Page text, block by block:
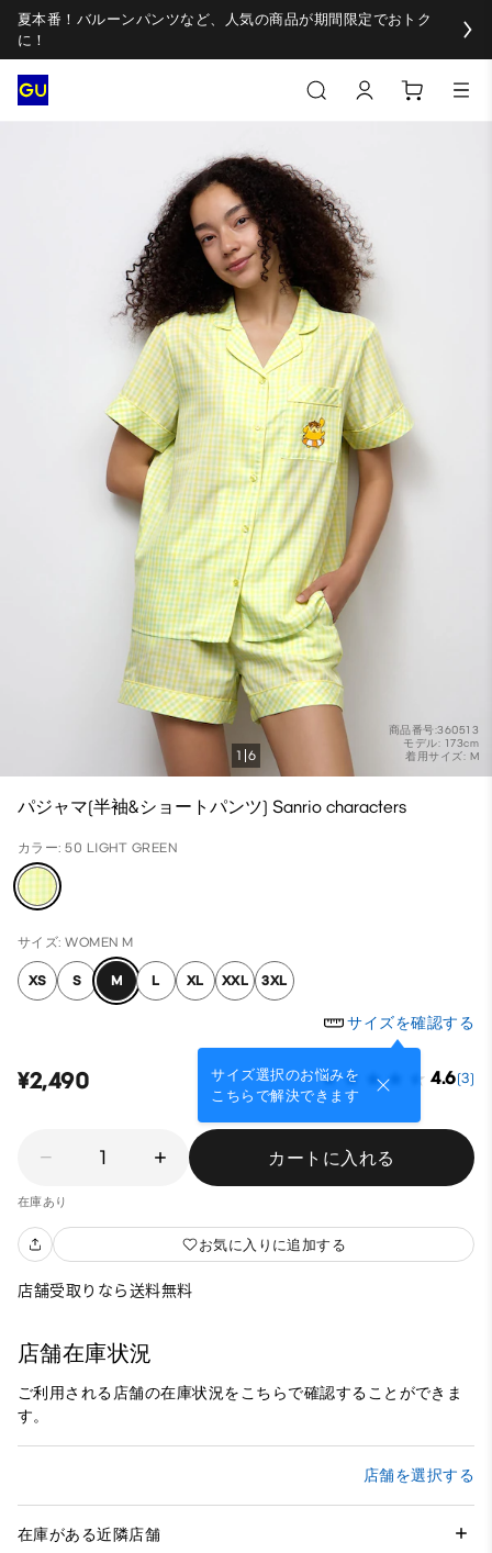
夏本番！バルーンパンツなど、人気の商品が期間限定でおトク
に！
商品番号:360513
モデル: 173cm
着用サイズ: M
1 6
パジャマ(半袖&ショートパンツ) Sanrio characters
カラー: 50 LIGHT GREEN
サイズ: WOMEN M
XS S M L XL XXL 3XL
サイズを確認する
サイズ選択のお悩みを
こちらで解決できます
¥2,490 4.6(3)
1 カートに入れる
在庫あり
お気に入りに追加する
店舗受取りなら送料無料
店舗在庫状況
ご利用される店舗の在庫状況をこちらで確認することができま
す。
店舗を選択する
在庫がある近隣店舗